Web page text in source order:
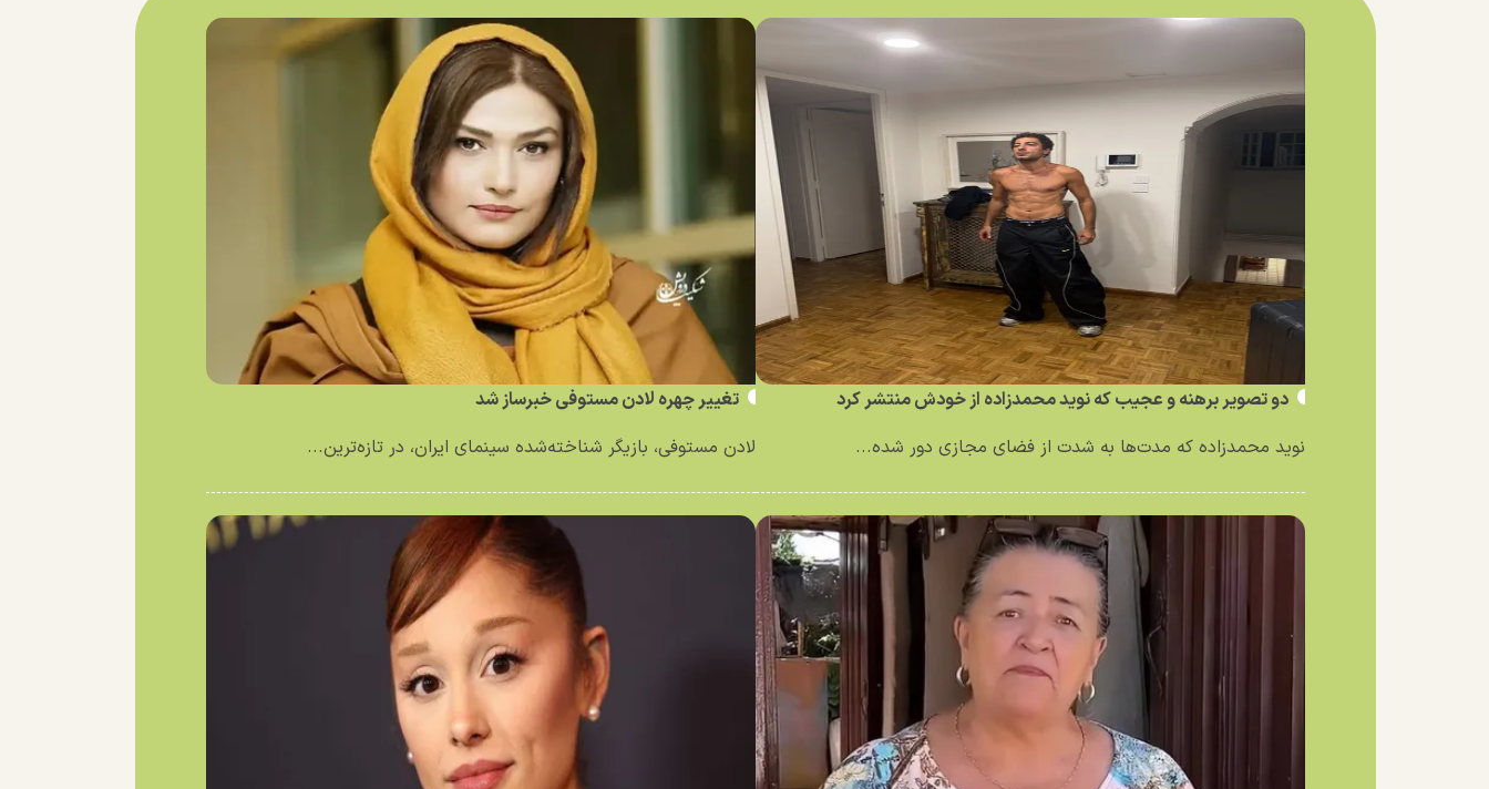
دو تصویر برهنه و عجیب که نوید محمدزاده از خودش منتشر کرد
نوید محمدزاده که مدت‌ها به شدت از فضای مجازی دور شده...
تغییر چهره لادن مستوفی خبرساز شد
لادن مستوفی، بازیگر شناخته‌شده سینمای ایران، در تازه‌ترین...